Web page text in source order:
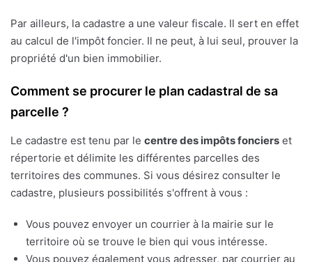
Par ailleurs, la cadastre a une valeur fiscale. Il sert en effet
au calcul de l'impôt foncier. Il ne peut, à lui seul, prouver la
propriété d'un bien immobilier.
Comment se procurer le plan cadastral de sa
parcelle ?
Le cadastre est tenu par le centre des impôts fonciers et
répertorie et délimite les différentes parcelles des
territoires des communes. Si vous désirez consulter le
cadastre, plusieurs possibilités s'offrent à vous :
Vous pouvez envoyer un courrier à la mairie sur le
territoire où se trouve le bien qui vous intéresse.
Vous pouvez également vous adresser, par courrier au